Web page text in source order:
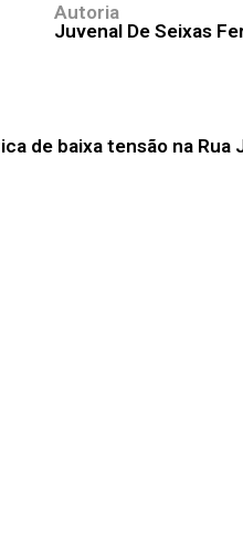
Autoria
Juvenal De Seixas
de baixa tensão na Rua